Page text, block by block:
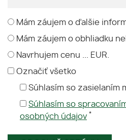
Mám záujem o ďalšie
Mám záujem o obhliadku
Navrhujem cenu ... EUR.
Označiť všetko
Súhlasím so zasielaním
Súhlasím so
osobných údajov *